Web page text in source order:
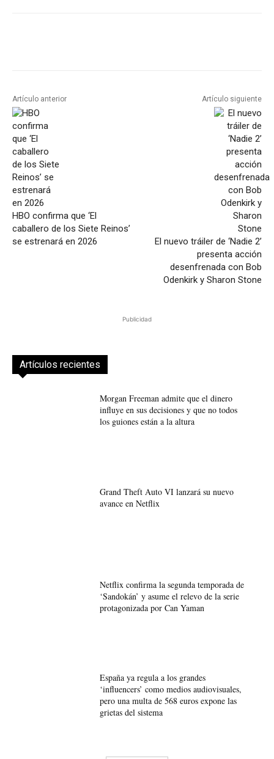
Artículo anterior
HBO confirma que ‘El
caballero de los Siete Reinos’
se estrenará en 2026
Artículo siguiente
El nuevo tráiler de ‘Nadie 2’
presenta acción
desenfrenada con Bob
Odenkirk y Sharon Stone
Publicidad
Artículos recientes
Morgan Freeman admite que el dinero
influye en sus decisiones y que no todos
los guiones están a la altura
Grand Theft Auto VI lanzará su nuevo
avance en Netflix
Netflix confirma la segunda temporada de
‘Sandokán’ y asume el relevo de la serie
protagonizada por Can Yaman
España ya regula a los grandes
‘influencers’ como medios audiovisuales,
pero una multa de 568 euros expone las
grietas del sistema